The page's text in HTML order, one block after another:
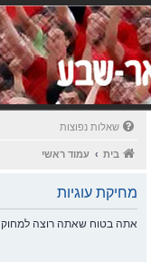
שאלות נפוצות
בית עמוד ראשי
מחיקת עוגיות
אתה בטוח שאתה רוצה למחוק